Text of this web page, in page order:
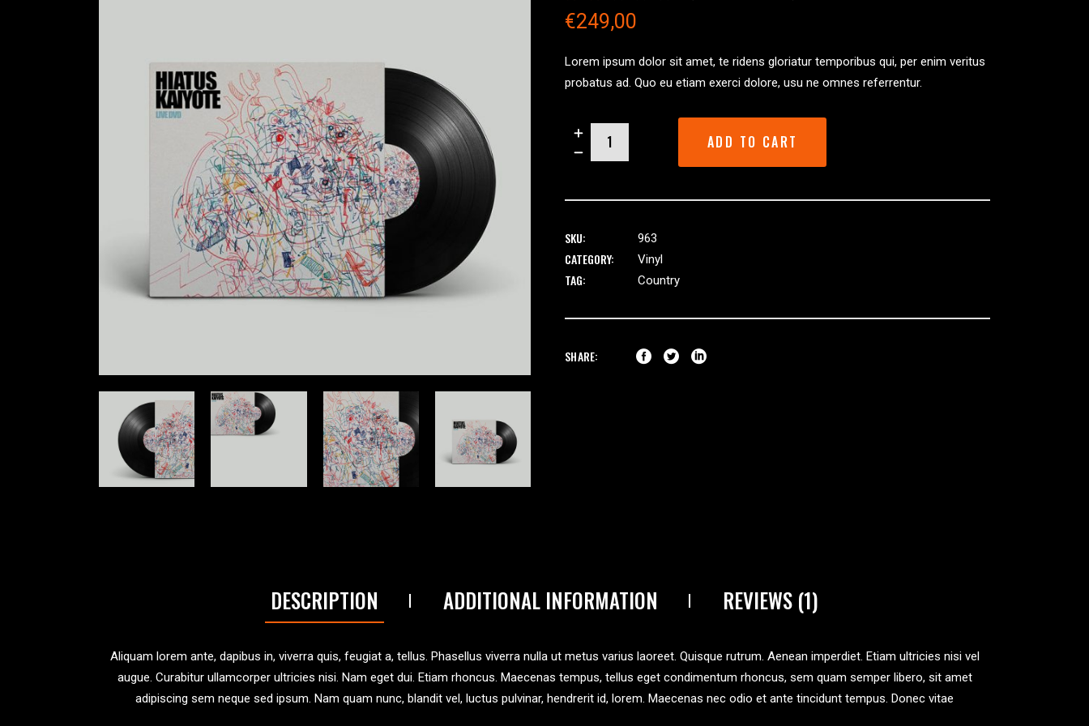
out
of
based
on
customer
€249,00
Lorem ipsum dolor sit amet, te ridens gloriatur temporibus qui, per enim veritus
probatus ad. Quo eu etiam exerci dolore, usu ne omnes referrentur.
Sushi
Logic
ADD TO CART
SKU: 963
CATEGORY: Vinyl
TAG: Country
SHARE:
DESCRIPTION ADDITIONAL INFORMATION REVIEWS (1)
Aliquam lorem ante, dapibus in, viverra quis, feugiat a, tellus. Phasellus viverra nulla ut metus varius laoreet. Quisque rutrum. Aenean imperdiet. Etiam ultricies nisi vel
augue. Curabitur ullamcorper ultricies nisi. Nam eget dui. Etiam rhoncus. Maecenas tempus, tellus eget condimentum rhoncus, sem quam semper libero, sit amet
adipiscing sem neque sed ipsum. Nam quam nunc, blandit vel, luctus pulvinar, hendrerit id, lorem. Maecenas nec odio et ante tincidunt tempus. Donec vitae